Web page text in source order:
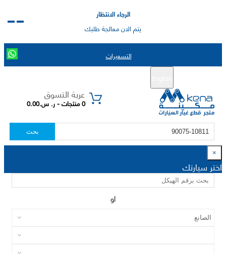
الرجاء الانتظار
يتم الان معالجة طلبك
التسعيرات
عربة التسوق
0 منتجات - ر. س.0.00
بحث
×
اختر سيارتك
او